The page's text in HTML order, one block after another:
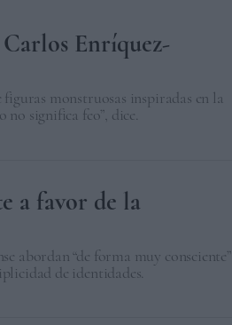
Carlos Enríquez-
monstruosas inspiradas en la
no significa feo”, dice.
a favor de la
abordan “de forma muy consciente”
de identidades.